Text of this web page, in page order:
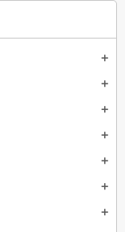
add
add
add
add
add
add
add